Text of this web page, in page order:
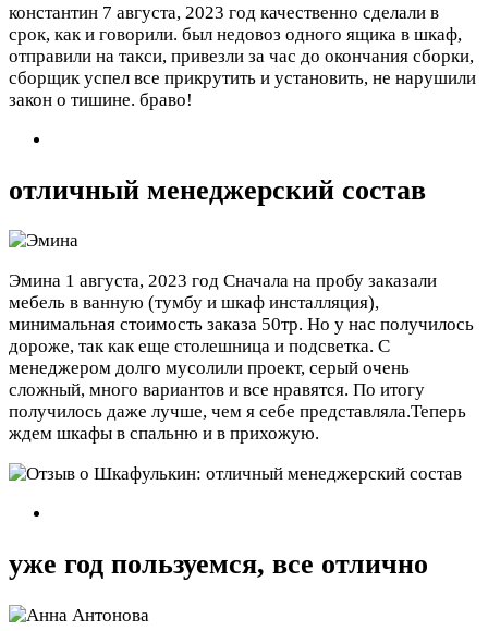
константин 7 августа, 2023 год качественно сделали в
срок, как и говорили. был недовоз одного ящика в шкаф,
отправили на такси, привезли за час до окончания сборки,
сборщик успел все прикрутить и установить, не нарушили
закон о тишине. браво!
отличный менеджерский состав
Эмина 1 августа, 2023 год Сначала на пробу заказали
мебель в ванную (тумбу и шкаф инсталляция),
минимальная стоимость заказа 50тр. Но у нас получилось
дороже, так как еще столешница и подсветка. С
менеджером долго мусолили проект, серый очень
сложный, много вариантов и все нравятся. По итогу
получилось даже лучше, чем я себе представляла.Теперь
ждем шкафы в спальню и в прихожую.
уже год пользуемся, все отлично